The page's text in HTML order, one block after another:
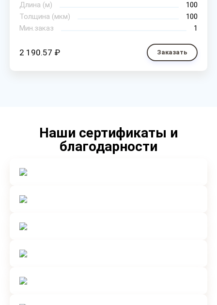
Длина (м)
100
Толщина (мкм)
100
Мин.заказ
1
2 190.57 ₽ Заказать
Наши сертификаты и
благодарности